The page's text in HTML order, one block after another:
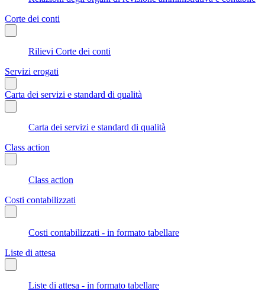
Corte dei conti
Rilievi Corte dei conti
Servizi erogati
Carta dei servizi e standard di qualità
Carta dei servizi e standard di qualità
Class action
Class action
Costi contabilizzati
Costi contabilizzati - in formato tabellare
Liste di attesa
Liste di attesa - in formato tabellare